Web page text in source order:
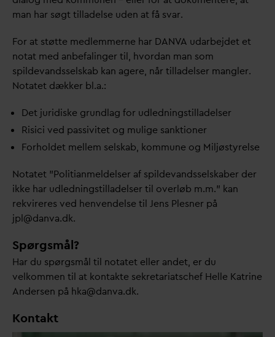
man har søgt tilladelse uden at få svar.
For at støtte medlemmerne har DANVA udarbejdet et
notat med anbefalinger til, hvordan man som
spildevandsselskab kan agere, når tilladelser mangler.
Notatet dækker bl.a.:
Det juridiske grundlag for udledningstilladelser
Risici ved passivitet og mulige sanktioner
Forholdet mellem selskab, kommune og Miljøstyrelse
Notatet ”Politianmeldelser af spildevandsselskaber der
ikke har udledningstilladelser til overløb m.m.” kan
rekvireres ved henvendelse til Jens Plesner på
jpl@danva.dk.
Spørgsmål?
Har du spørgsmål til notatet eller andet, er du
velkommen til at kontakte sekretariatschef Helle Katrine
Andersen på hka@danva.dk.
Kontakt